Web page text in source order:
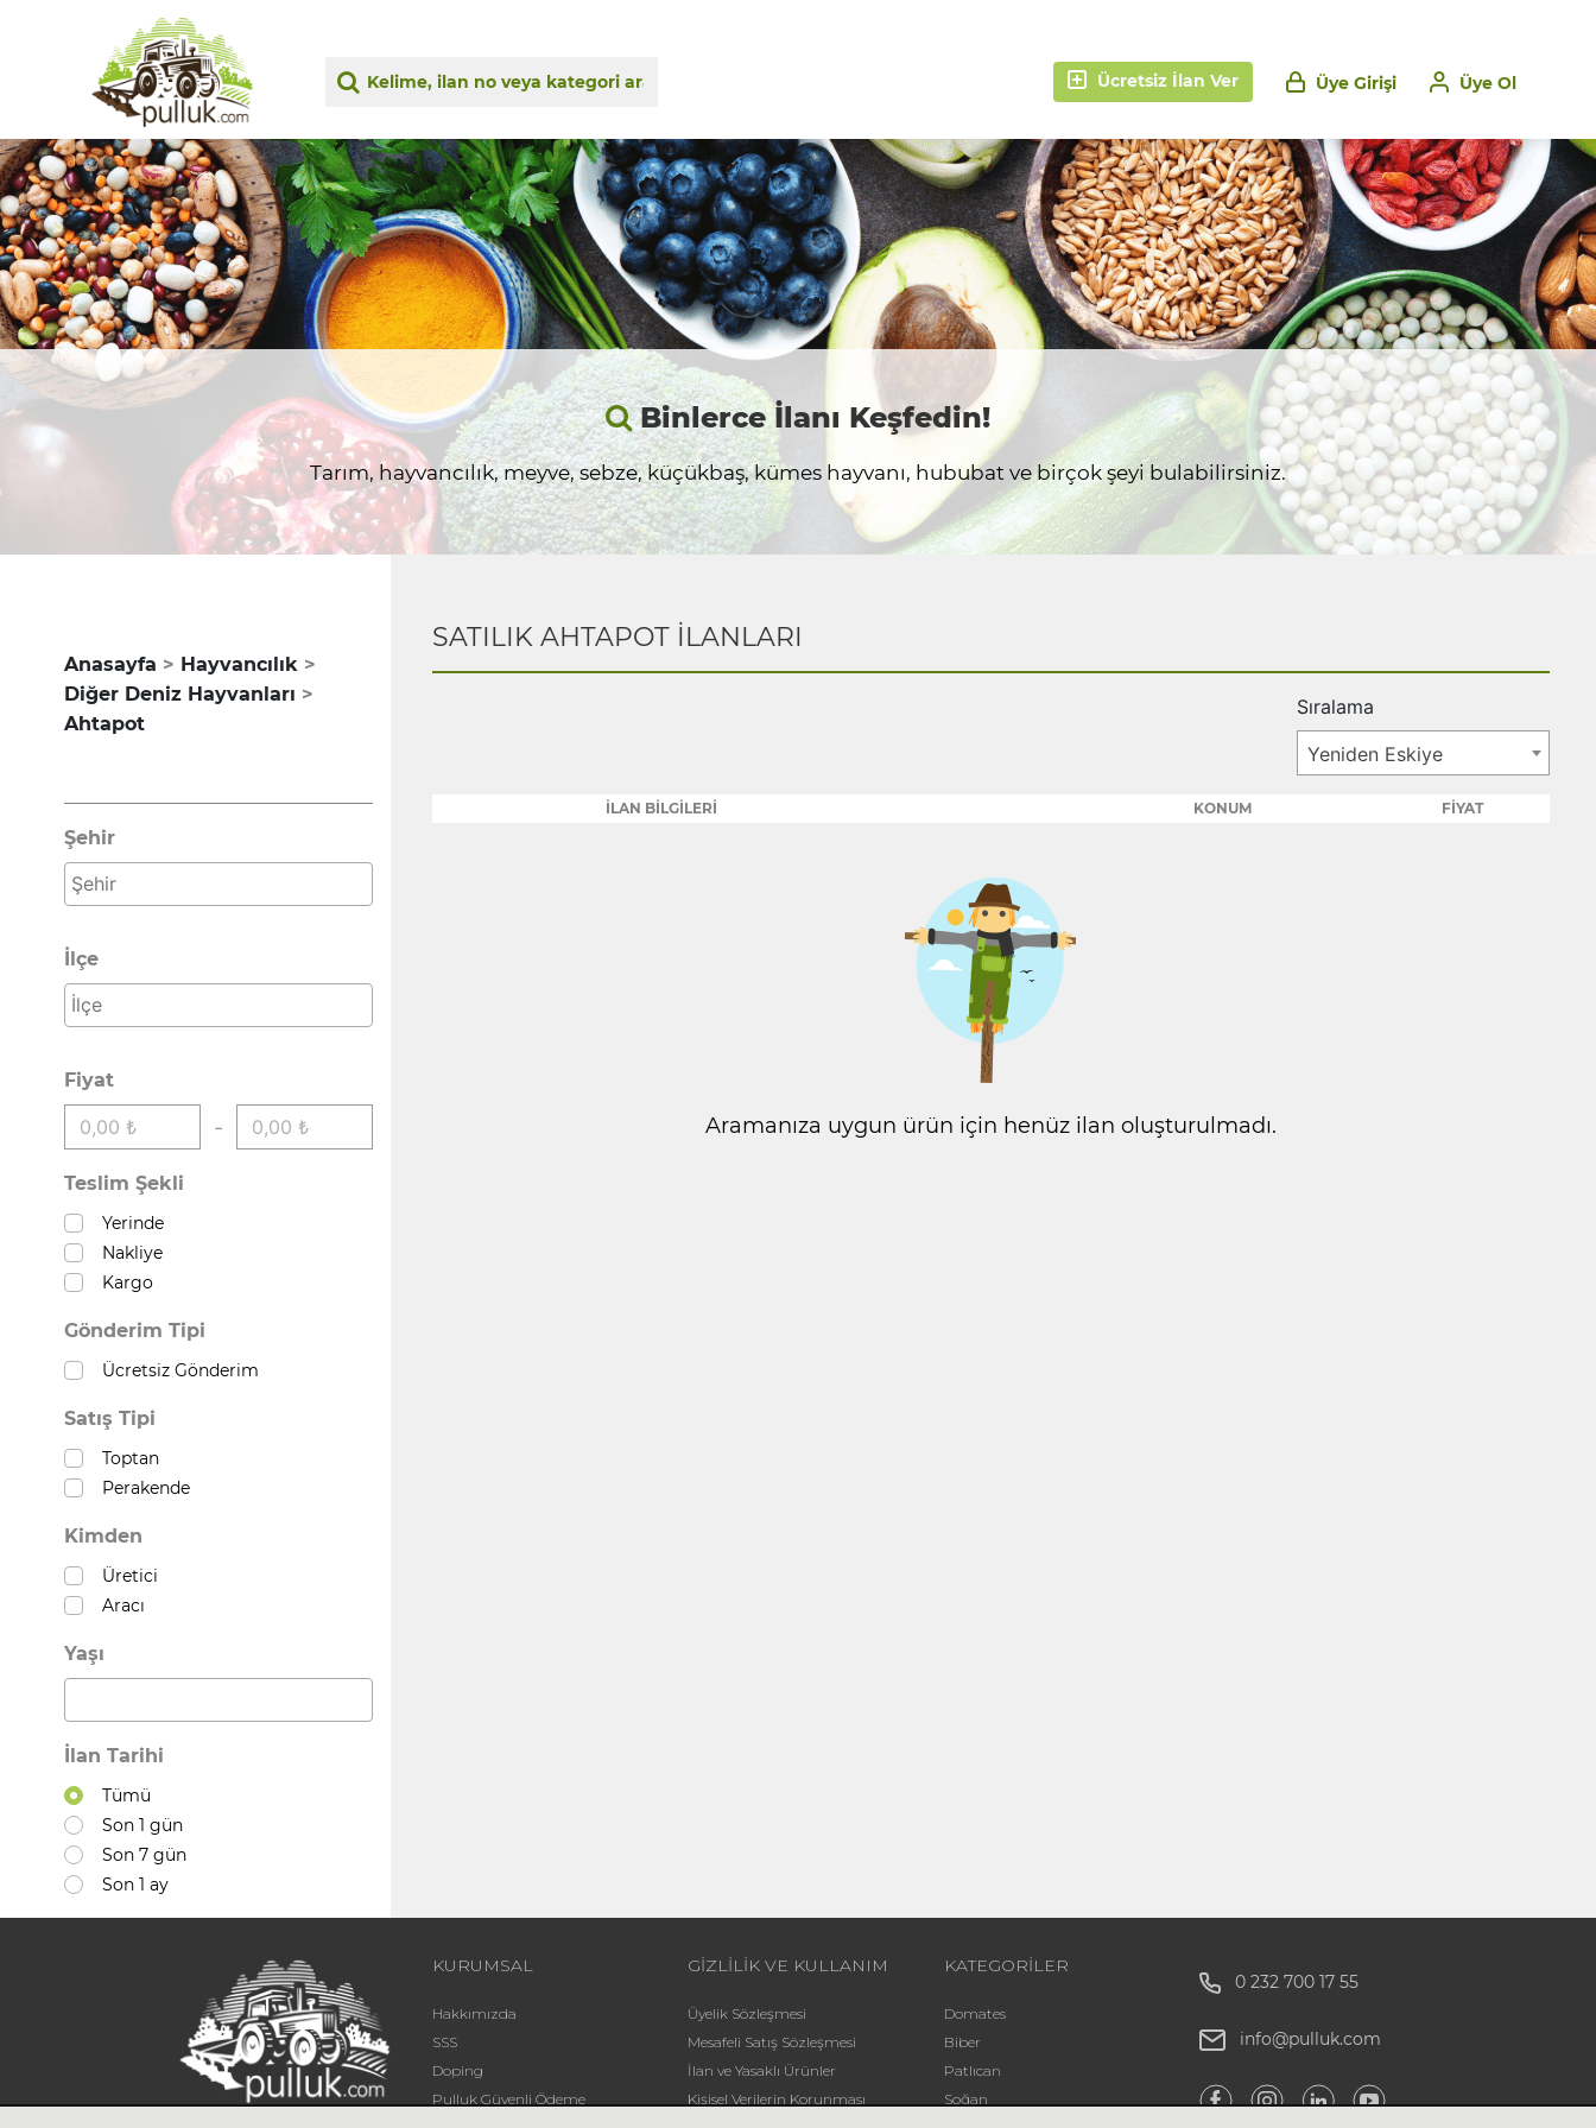
Üye Ol
Üye Girişi
Ücretsiz İlan Ver
Binlerce İlanı Keşfedin!
Tarım, hayvancılık, meyve, sebze, küçükbaş, kümes hayvanı, hububat ve birçok şeyi bulabilirsiniz.
Anasayfa
Hayvancılık
Diğer Deniz Hayvanları
Ahtapot
Şehir
İlçe
Fiyat
-
Teslim Şekli
Yerinde
Nakliye
Kargo
Gönderim Tipi
Ücretsiz Gönderim
Satış Tipi
Toptan
Perakende
Kimden
Üretici
Aracı
Yaşı
İlan Tarihi
Tümü
Son 1 gün
Son 7 gün
Son 1 ay
SATILIK AHTAPOT İLANLARI
Sıralama
Yeniden Eskiye
İLAN BİLGİLERİ KONUM FİYAT
Aramanıza uygun ürün için henüz ilan oluşturulmadı.
KURUMSAL
Hakkımızda
SSS
Doping
Pulluk Güvenli Ödeme
GİZLİLİK VE KULLANIM
Üyelik Sözleşmesi
Mesafeli Satış Sözleşmesi
İlan ve Yasaklı Ürünler
Kişisel Verilerin Korunması
KATEGORİLER
Domates
Biber
Patlıcan
Soğan
0 232 700 17 55
info@pulluk.com